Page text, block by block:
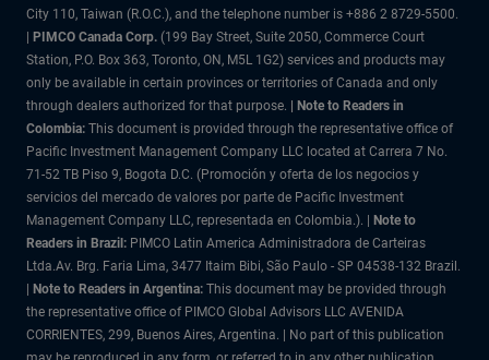
City 110, Taiwan (R.O.C.), and the telephone number is +886 2 8729-5500.
| PIMCO Canada Corp. (199 Bay Street, Suite 2050, Commerce Court
Station, P.O. Box 363, Toronto, ON, M5L 1G2) services and products may
only be available in certain provinces or territories of Canada and only
through dealers authorized for that purpose. | Note to Readers in
Colombia: This document is provided through the representative office of
Pacific Investment Management Company LLC located at Carrera 7 No.
71-52 TB Piso 9, Bogota D.C. (Promoción y oferta de los negocios y
servicios del mercado de valores por parte de Pacific Investment
Management Company LLC, representada en Colombia.). | Note to
Readers in Brazil: PIMCO Latin America Administradora de Carteiras
Ltda.Av. Brg. Faria Lima, 3477 Itaim Bibi, São Paulo - SP 04538-132 Brazil.
| Note to Readers in Argentina: This document may be provided through
the representative office of PIMCO Global Advisors LLC AVENIDA
CORRIENTES, 299, Buenos Aires, Argentina. | No part of this publication